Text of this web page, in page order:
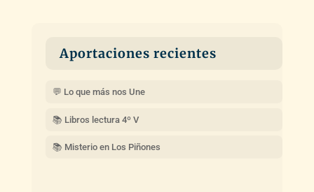
Aportaciones recientes
💬 Lo que más nos Une
📚 Libros lectura 4º V
📚 Misterio en Los Piñones